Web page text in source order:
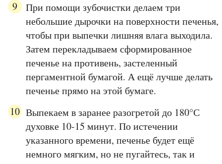
При помощи зубочистки делаем три
небольшие дырочки на поверхности печенья,
чтобы при выпечки лишняя влага выходила.
Затем перекладываем сформированное
печенье на противень, застеленный
пергаментной бумагой. А ещё лучше делать
печенье прямо на этой бумаге.
Выпекаем в заранее разогретой до 180°С
духовке 10-15 минут. По истечении
указанного времени, печенье будет ещё
немного мягким, но не пугайтесь, так и